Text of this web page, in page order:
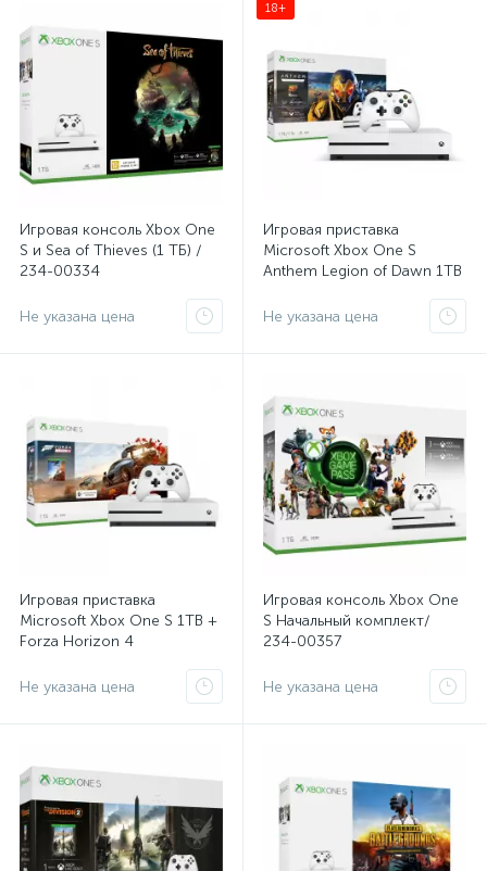
Игровая консоль Xbox One
S и Sea of Thieves (1 ТБ) /
234-00334
Не указана цена
18+
Игровая приставка
Microsoft Xbox One S
Anthem Legion of Dawn 1TB
Не указана цена
Игровая приставка
Microsoft Xbox One S 1TB +
Forza Horizon 4
Не указана цена
Игровая консоль Xbox One
S Начальный комплект/
234-00357
Не указана цена